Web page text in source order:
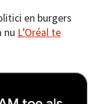
en burgers
nu L’Oréal te